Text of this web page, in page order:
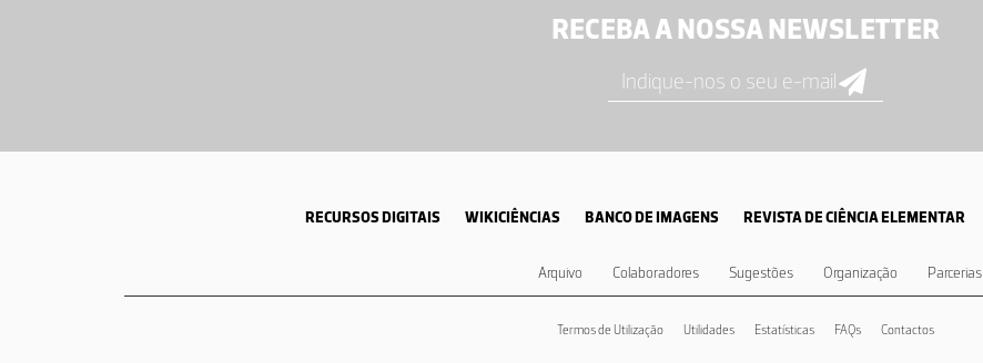
RECEBA A NOSSA NEWSLETTER
RECURSOS DIGITAIS WIKICIÊNCIAS BANCO DE IMAGENS REVISTA DE CIÊNCIA ELEMENTAR
Arquivo Colaboradores Sugestões Organização Parcerias
Termos de Utilização Utilidades Estatísticas FAQs Contactos